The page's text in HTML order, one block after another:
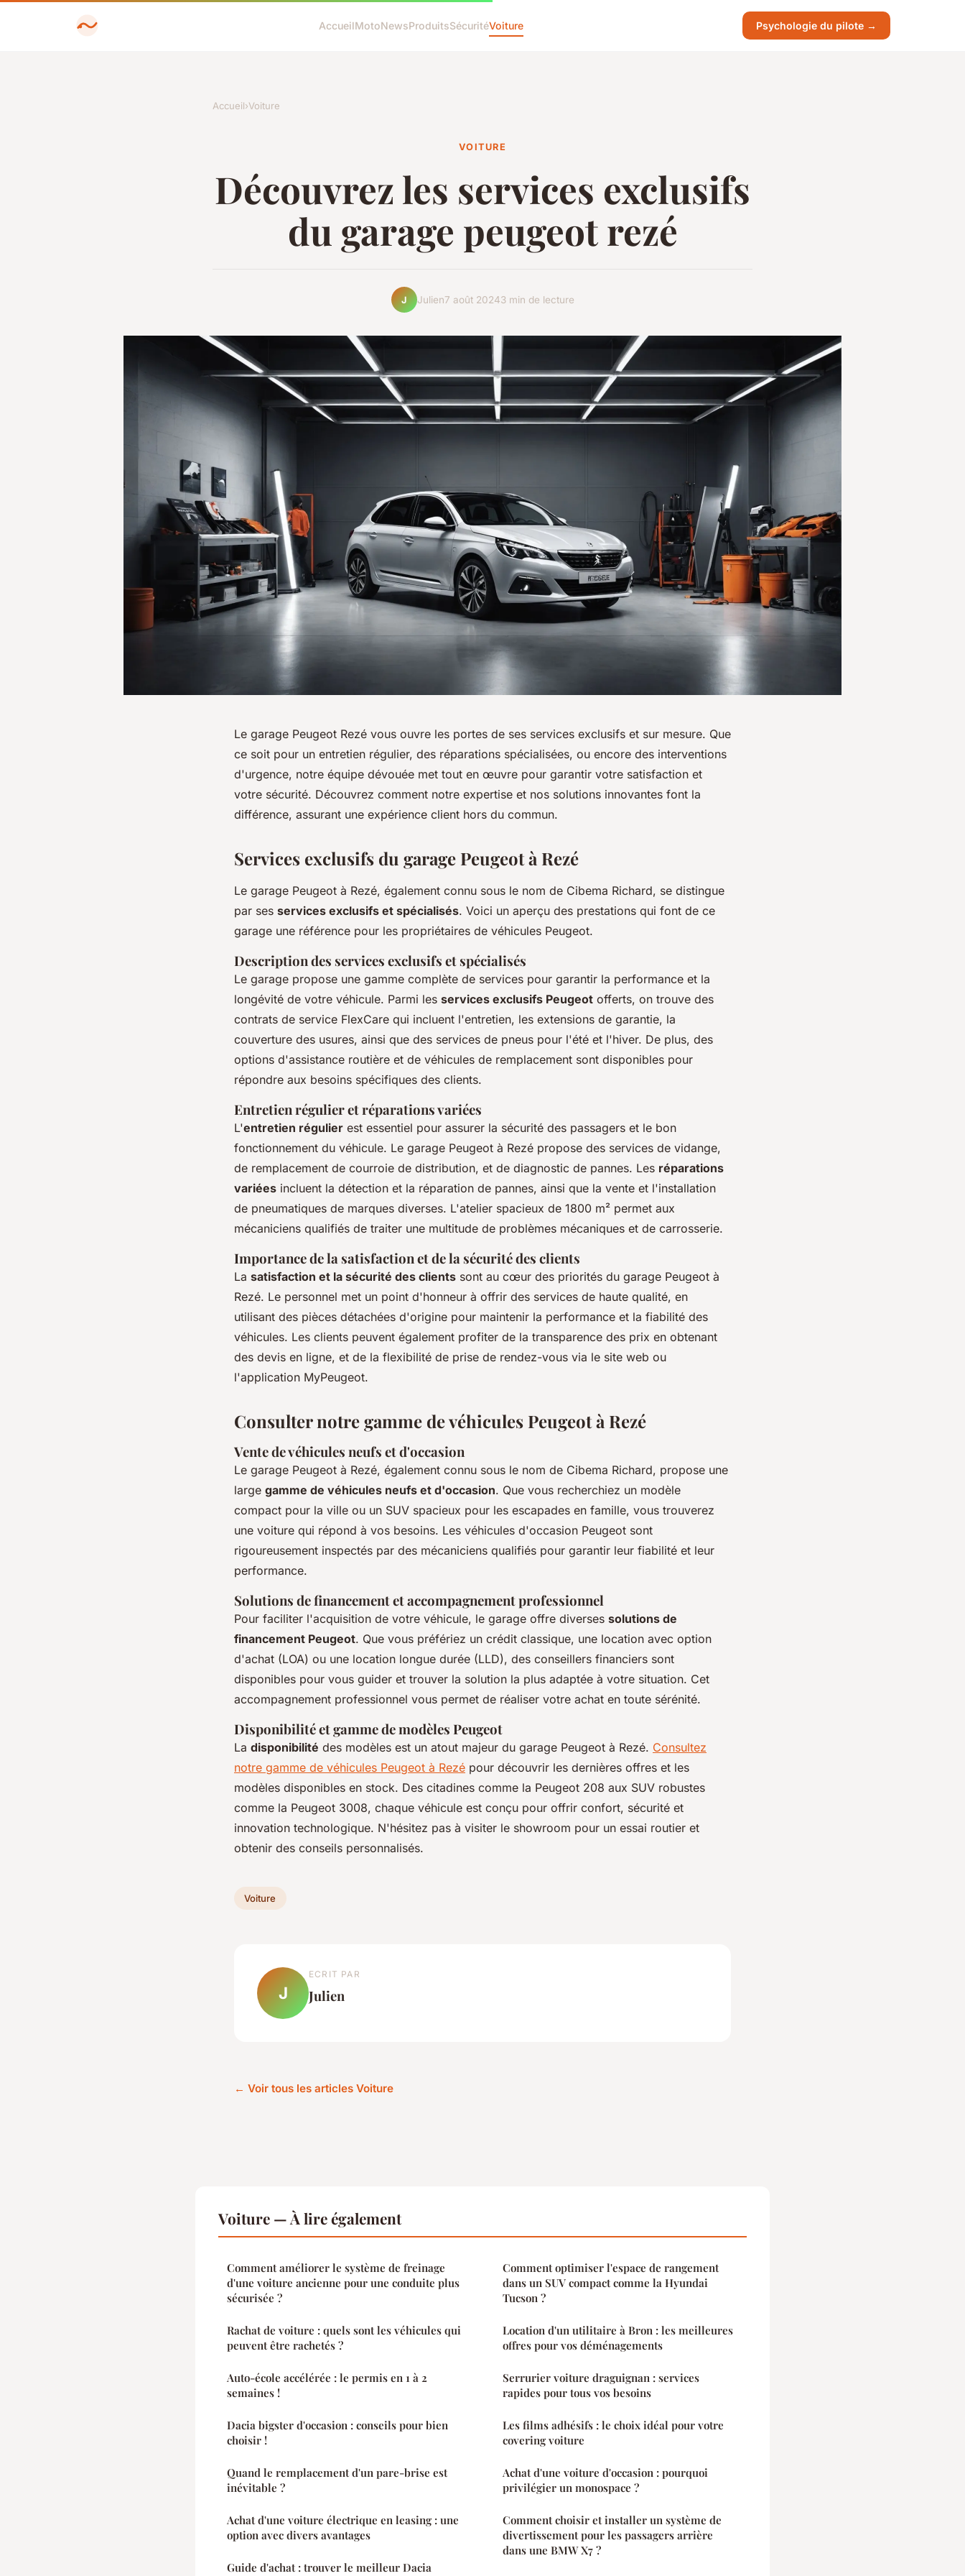
AccueilMotoNewsProduitsSécuritéVoiture Psychologie du pilote →
Accueil›Voiture
VOITURE
Découvrez les services exclusifs
du garage peugeot rezé
J Julien7 août 20243 min de lecture
Le garage Peugeot Rezé vous ouvre les portes de ses services exclusifs et sur mesure. Que
ce soit pour un entretien régulier, des réparations spécialisées, ou encore des interventions
d'urgence, notre équipe dévouée met tout en œuvre pour garantir votre satisfaction et
votre sécurité. Découvrez comment notre expertise et nos solutions innovantes font la
différence, assurant une expérience client hors du commun.
Services exclusifs du garage Peugeot à Rezé
Le garage Peugeot à Rezé, également connu sous le nom de Cibema Richard, se distingue
par ses services exclusifs et spécialisés. Voici un aperçu des prestations qui font de ce
garage une référence pour les propriétaires de véhicules Peugeot.
Description des services exclusifs et spécialisés
Le garage propose une gamme complète de services pour garantir la performance et la
longévité de votre véhicule. Parmi les services exclusifs Peugeot offerts, on trouve des
contrats de service FlexCare qui incluent l'entretien, les extensions de garantie, la
couverture des usures, ainsi que des services de pneus pour l'été et l'hiver. De plus, des
options d'assistance routière et de véhicules de remplacement sont disponibles pour
répondre aux besoins spécifiques des clients.
Entretien régulier et réparations variées
L'entretien régulier est essentiel pour assurer la sécurité des passagers et le bon
fonctionnement du véhicule. Le garage Peugeot à Rezé propose des services de vidange,
de remplacement de courroie de distribution, et de diagnostic de pannes. Les réparations
variées incluent la détection et la réparation de pannes, ainsi que la vente et l'installation
de pneumatiques de marques diverses. L'atelier spacieux de 1800 m² permet aux
mécaniciens qualifiés de traiter une multitude de problèmes mécaniques et de carrosserie.
Importance de la satisfaction et de la sécurité des clients
La satisfaction et la sécurité des clients sont au cœur des priorités du garage Peugeot à
Rezé. Le personnel met un point d'honneur à offrir des services de haute qualité, en
utilisant des pièces détachées d'origine pour maintenir la performance et la fiabilité des
véhicules. Les clients peuvent également profiter de la transparence des prix en obtenant
des devis en ligne, et de la flexibilité de prise de rendez-vous via le site web ou
l'application MyPeugeot.
Consulter notre gamme de véhicules Peugeot à Rezé
Vente de véhicules neufs et d'occasion
Le garage Peugeot à Rezé, également connu sous le nom de Cibema Richard, propose une
large gamme de véhicules neufs et d'occasion. Que vous recherchiez un modèle
compact pour la ville ou un SUV spacieux pour les escapades en famille, vous trouverez
une voiture qui répond à vos besoins. Les véhicules d'occasion Peugeot sont
rigoureusement inspectés par des mécaniciens qualifiés pour garantir leur fiabilité et leur
performance.
Solutions de financement et accompagnement professionnel
Pour faciliter l'acquisition de votre véhicule, le garage offre diverses solutions de
financement Peugeot. Que vous préfériez un crédit classique, une location avec option
d'achat (LOA) ou une location longue durée (LLD), des conseillers financiers sont
disponibles pour vous guider et trouver la solution la plus adaptée à votre situation. Cet
accompagnement professionnel vous permet de réaliser votre achat en toute sérénité.
Disponibilité et gamme de modèles Peugeot
La disponibilité des modèles est un atout majeur du garage Peugeot à Rezé. Consultez
notre gamme de véhicules Peugeot à Rezé pour découvrir les dernières offres et les
modèles disponibles en stock. Des citadines comme la Peugeot 208 aux SUV robustes
comme la Peugeot 3008, chaque véhicule est conçu pour offrir confort, sécurité et
innovation technologique. N'hésitez pas à visiter le showroom pour un essai routier et
obtenir des conseils personnalisés.
Voiture
J
ECRIT PAR
Julien
← Voir tous les articles Voiture
Voiture — À lire également
Comment améliorer le système de freinage
d'une voiture ancienne pour une conduite plus
sécurisée ?
Rachat de voiture : quels sont les véhicules qui
peuvent être rachetés ?
Auto-école accélérée : le permis en 1 à 2
semaines !
Dacia bigster d'occasion : conseils pour bien
choisir !
Quand le remplacement d'un pare-brise est
inévitable ?
Achat d'une voiture électrique en leasing : une
option avec divers avantages
Guide d'achat : trouver le meilleur Dacia
Comment optimiser l'espace de rangement
dans un SUV compact comme la Hyundai
Tucson ?
Location d'un utilitaire à Bron : les meilleures
offres pour vos déménagements
Serrurier voiture draguignan : services
rapides pour tous vos besoins
Les films adhésifs : le choix idéal pour votre
covering voiture
Achat d'une voiture d'occasion : pourquoi
privilégier un monospace ?
Comment choisir et installer un système de
divertissement pour les passagers arrière
dans une BMW X7 ?